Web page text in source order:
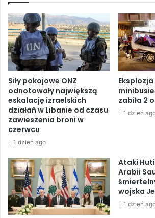
p
e
ł
n
o
t
w
a
t
N
o
w
y
p
u
f
i
e
G
a
z
y
o
b
c
h
o
z
ą
8
.
r
Siły pokojowe ONZ
odnotowały największą
eskalację izraelskich
działań w Libanie od czasu
zawieszenia broni w
czerwcu
1 dzień ago
zabiła 2
1 dzień
Ataki Huti
Arabii
wojska
1 dzień